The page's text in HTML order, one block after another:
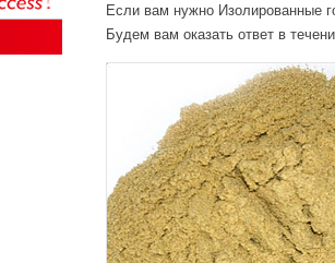
Если вам нужно Изолированные
Будем вам оказать ответ в